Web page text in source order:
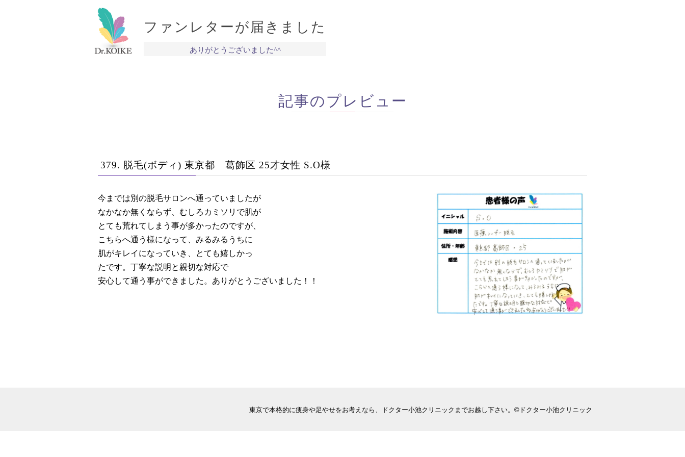
ファンレターが届きました
ありがとうございました^^
記事のプレビュー
379. 脱毛(ボディ) 東京都 葛飾区 25才女性 S.O様
今までは別の脱毛サロンへ通っていましたが
なかなか無くならず、むしろカミソリで肌が
とても荒れてしまう事が多かったのですが、
こちらへ通う様になって、みるみるうちに
肌がキレイになっていき、とても嬉しかっ
たです。丁寧な説明と親切な対応で
安心して通う事ができました。ありがとうございました！！
東京で本格的に痩身や足やせをお考えなら、ドクター小池クリニックまでお越し下さい。©ドクター小池クリニック